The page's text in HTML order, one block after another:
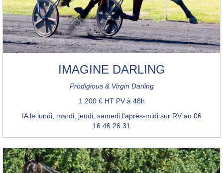
IMAGINE DARLING
Prodigious & Virgin Darling
1 200 € HT PV à 48h
IA le lundi, mardi, jeudi, samedi l'après-midi sur RV au 06
16 46 26 31